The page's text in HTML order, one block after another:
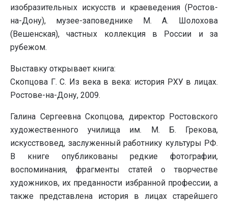
изобразительных искусств и краеведения (Ростов-
на-Дону), музее-заповеднике М. А. Шолохова
(Вешенская), частных коллекция в России и за
рубежом.
Выставку открывает книга:
Скопцова Г. С. Из века в века: история РХУ в лицах.
Ростове-на-Дону, 2009.
Галина Сергеевна Скопцова, директор Ростовского
художественного училища им. М. Б. Грекова,
искусствовед, заслуженный работнику культуры РФ.
В книге опубликованы редкие фотографии,
воспоминания, фрагменты статей о творчестве
художников, их преданности избранной профессии, а
также представлена история в лицах старейшего